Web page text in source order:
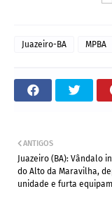
Juazeiro-BA MPBA
ANTIGOS
Juazeiro (BA): Vândalo
do Alto da Maravilha,
unidade e furta